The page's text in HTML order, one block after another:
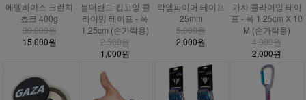
에델바이스 크런치
쵸크 400g
30,000원
15,000원
볼더랜드 킵고잉 클
라이밍 테이프 - 폭
1.25cm (손가락용)
2,500원
1,000원
락엠파이어 테이프
25mm
5,000원
2,000원
가자 클라이밍 테이
프 - 폭 1.25cm X 10
M (손가락용)
4,000원
2,000원